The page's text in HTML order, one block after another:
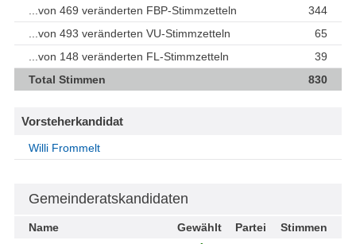
...von 469 veränderten FBP-Stimmzetteln
344
...von 493 veränderten VU-Stimmzetteln
65
...von 148 veränderten FL-Stimmzetteln
39
Total Stimmen
830
Vorsteherkandidat
Willi Frommelt
Gemeinderatskandidaten
Name Gewählt Partei
Stimmen